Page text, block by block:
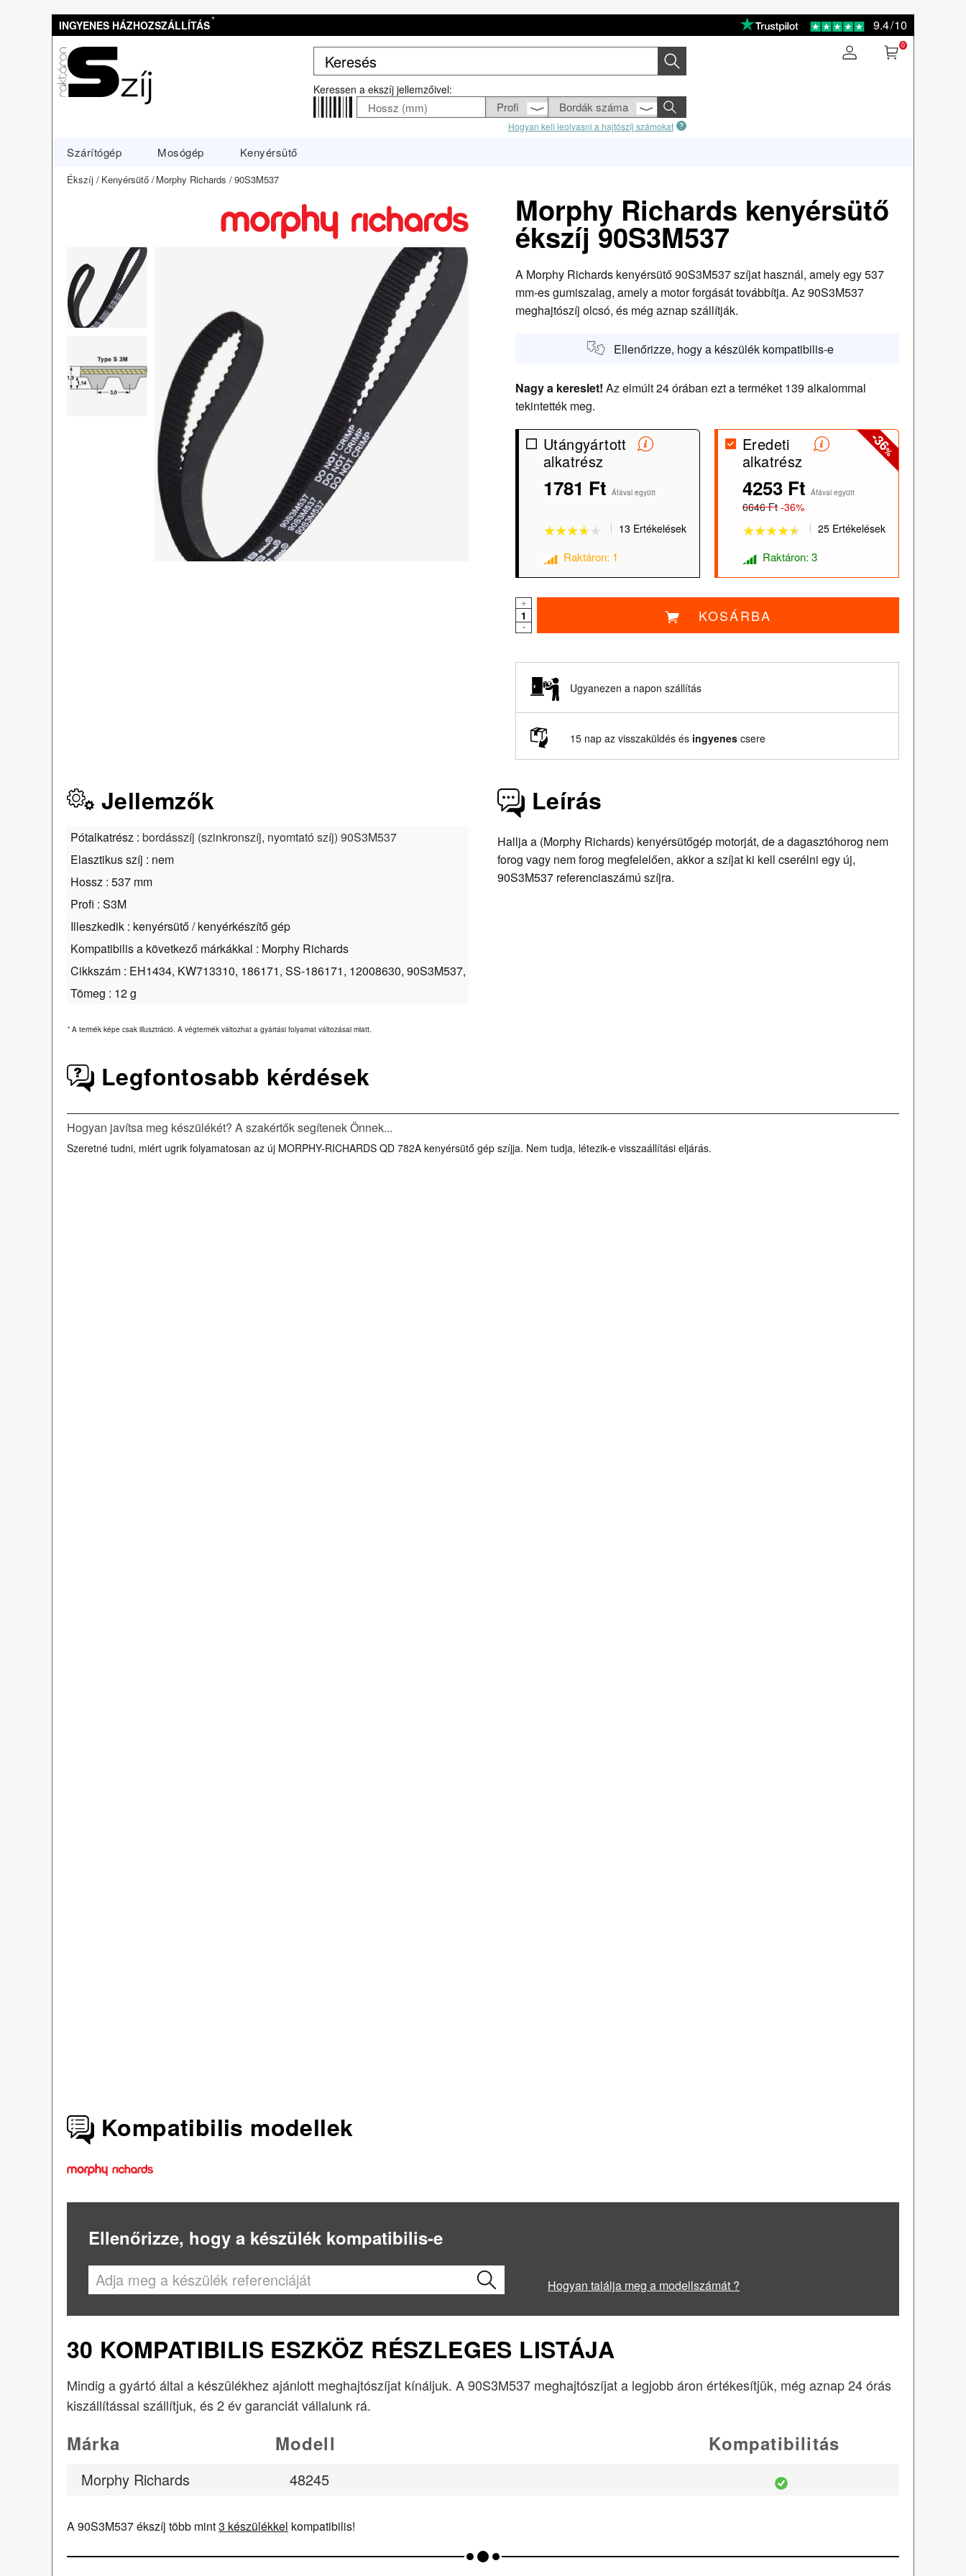
INGYENES HÁZHOZSZÁLLÍTÁS* 9.4/10
Keressen a ekszíj jellemzőivel:
Hogyan kell leolvasni a hajtószíj számokat
0
Szárítógép Mosógép Kenyérsütő
Ékszíj Kenyérsütő Morphy Richards 90S3M537
Morphy Richards kenyérsütő
ékszíj 90S3M537
A Morphy Richards kenyérsütő 90S3M537 szíjat használ, amely egy 537
mm-es gumiszalag, amely a motor forgását továbbítja. Az 90S3M537
meghajtószíj olcsó, és még aznap szállítják.
Ellenőrizze, hogy a készülék kompatibilis-e
Nagy a kereslet! Az elmúlt 24 órában ezt a terméket 139 alkalommal
tekintették meg.
Utángyártott
alkatrész
1781 Ft Áfával együtt
★★★★★
★★★★★
13 Ertékelések
Raktáron: 1
-36
%
Eredeti
alkatrész
4253 Ft Áfával együtt
6646 Ft -36%
25 Ertékelések
Raktáron: 3
+
-
KOSÁRBA
Ugyanezen a napon szállítás
15 nap az visszaküldés és ingyenes csere
Jellemzők
Pótalkatrész : bordásszíj (szinkronszíj, nyomtató szíj) 90S3M537
Elasztikus szíj : nem
Hossz : 537 mm
Profi : S3M
Illeszkedik : kenyérsütő / kenyérkészítő gép
Kompatibilis a következő márkákkal : Morphy Richards
Cikkszám : EH1434, KW713310, 186171, SS-186171, 12008630, 90S3M537,
Tömeg : 12 g
* A termék képe csak illusztráció. A végtermék változhat a gyártási folyamat változásai miatt.
Leírás
Hallja a (Morphy Richards) kenyérsütőgép motorját, de a dagasztóhorog nem
forog vagy nem forog megfelelően, akkor a szíjat ki kell cserélni egy új,
90S3M537 referenciaszámú szíjra.
Legfontosabb kérdések
Hogyan javítsa meg készülékét? A szakértők segítenek Önnek...
Szeretné tudni, miért ugrik folyamatosan az új MORPHY-RICHARDS QD 782A kenyérsütő gép szíjja. Nem tudja, létezik-e visszaállítási eljárás.
Kompatibilis modellek
Ellenőrizze, hogy a készülék kompatibilis-e
Hogyan találja meg a modellszámát ?
30 KOMPATIBILIS ESZKÖZ RÉSZLEGES LISTÁJA
Mindig a gyártó által a készülékhez ajánlott meghajtószíjat kínáljuk. A 90S3M537 meghajtószíjat a legjobb áron értékesítjük, még aznap 24 órás
kiszállítással szállítjuk, és 2 év garanciát vállalunk rá.
Márka Modell Kompatibilitás
Morphy Richards 48245
A 90S3M537 ékszíj több mint3 készülékkel kompatibilis!